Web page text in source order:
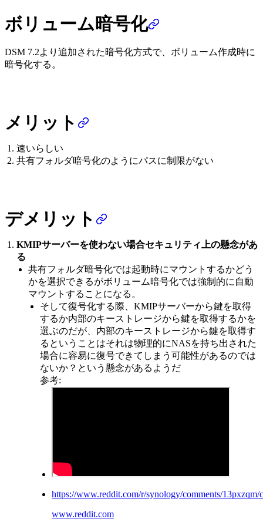
ボリューム暗号化
DSM 7.2より追加された暗号化方式で、ボリューム作成時に
暗号化する。
メリット
速いらしい
共有フォルダ暗号化のようにパスに制限がない
デメリット
KMIPサーバーを使わない場合セキュリティ上の懸念があ
る
共有フォルダ暗号化では起動時にマウントするかどう
かを選択できるがボリューム暗号化では強制的に自動
マウントすることになる。
そして復号化する際、KMIPサーバーから鍵を取得
するか内部のキーストレージから鍵を取得するかを
選ぶのだが、内部のキーストレージから鍵を取得す
るということはそれは物理的にNASを持ち出された
場合に容易に復号できてしまう可能性があるのでは
ないか？という懸念があるようだ
参考:
https://www.reddit.com/r/synology/comments/
www.reddit.com